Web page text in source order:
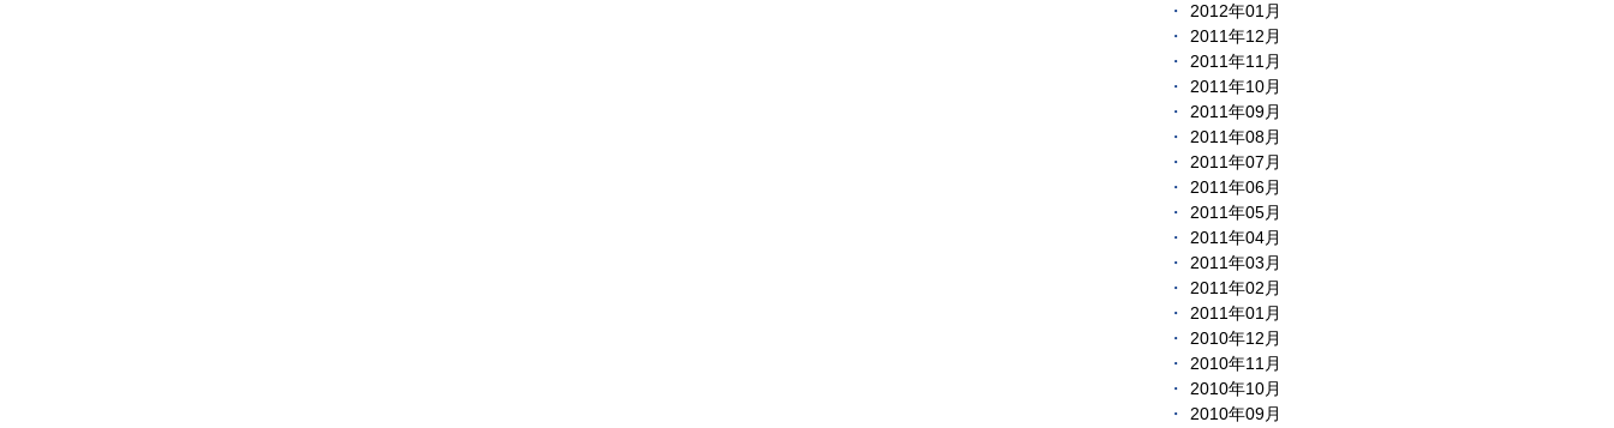
2012年01月
2011年12月
2011年11月
2011年10月
2011年09月
2011年08月
2011年07月
2011年06月
2011年05月
2011年04月
2011年03月
2011年02月
2011年01月
2010年12月
2010年11月
2010年10月
2010年09月